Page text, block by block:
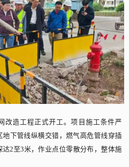
改造工程正式开工。项目施工条件严
下管线纵横交错，燃气高危管线穿插
达2 至3米，作业点位零散分布，整体施